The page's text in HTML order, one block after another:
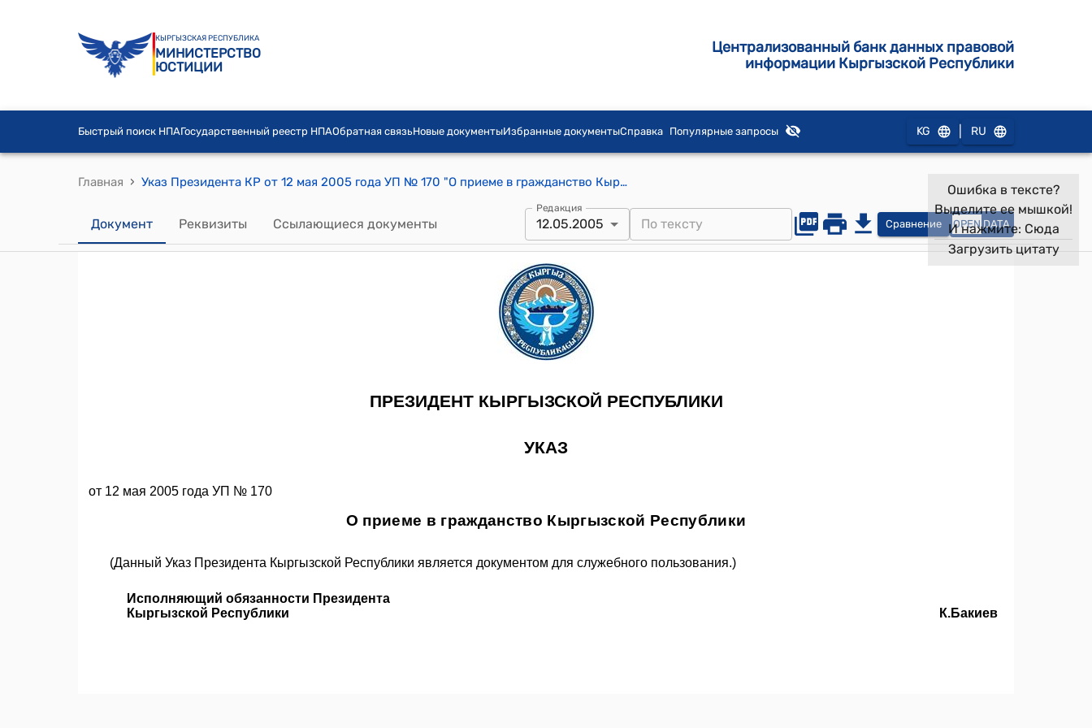
КЫРГЫЗСКАЯ РЕСПУБЛИКА
МИНИСТЕРСТВО
ЮСТИЦИИ
Централизованный банк данных правовой
информации Кыргызской Республики
Быстрый поиск НПАГосударственный реестр НПАОбратная связьНовые документыИзбранные документыСправка Популярные запросы KG RU
Главная › Указ Президента КР от 12 мая 2005 года УП № 170 "О приеме в гражданство Кыргызской Республики"
Документ Реквизиты Ссылающиеся документы
Редакция
12.05.2005 Сравнение OPEN DATA
Ошибка в тексте?
Выделите ее мышкой!
И нажмите: Сюда
Загрузить цитату